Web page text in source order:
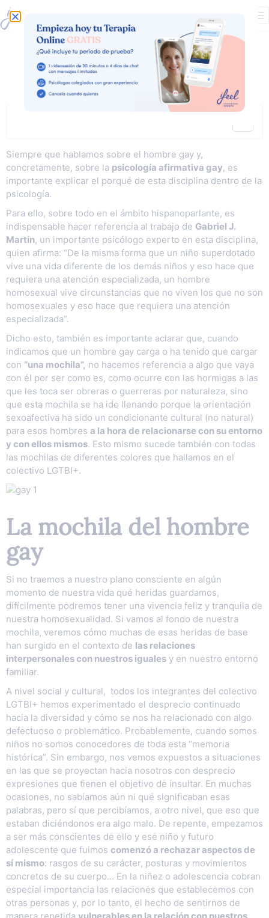
La mochila del
hombre gay
Siempre que hablamos sobre el hombre gay y,
concretamente, sobre la psicología afirmativa gay, es
importante explicar el porqué de esta disciplina dentro de la
psicología.
Para ello, sobre todo en el ámbito hispanoparlante, es
indispensable hacer referencia al trabajo de Gabriel J.
Martín, un importante psicólogo experto en esta disciplina,
quien afirma: “De la misma forma que un niño superdotado
vive una vida diferente de los demás niños y eso hace que
requiera una atención especializada, un hombre
homosexual vive circunstancias que no viven los que no son
homosexuales y eso hace que requiera una atención
especializada”.
Dicho esto, también es importante aclarar que, cuando
indicamos que un hombre gay carga o ha tenido que cargar
con “una mochila”, no hacemos referencia a algo que vaya
con él por ser como es, como ocurre con las hormigas a las
que les toca ser obreras o guerreras por naturaleza, sino
que esta mochila se ha ido llenando porque la orientación
sexoafectiva ha sido un condicionante cultural (no natural)
para esos hombres a la hora de relacionarse con su entorno
y con ellos mismos. Esto mismo sucede también con todas
las mochilas de diferentes colores que hallamos en el
colectivo LGTBI+.
La mochila del hombre
gay
Si no traemos a nuestro plano consciente en algún
momento de nuestra vida qué heridas guardamos,
difícilmente podremos tener una vivencia feliz y tranquila de
nuestra homosexualidad. Si vamos al fondo de nuestra
mochila, veremos cómo muchas de esas heridas de base
han surgido en el contexto de las relaciones
interpersonales con nuestros iguales y en nuestro entorno
familiar.
A nivel social y cultural, todos los integrantes del colectivo
LGTBI+ hemos experimentado el desprecio continuado
hacia la diversidad y cómo se nos ha relacionado con algo
defectuoso o problemático. Probablemente, cuando somos
niños no somos conocedores de toda esta “memoria
histórica”. Sin embargo, nos vemos expuestos a situaciones
en las que se proyectan hacia nosotros con desprecio
expresiones que tienen el objetivo de insultar. En muchas
ocasiones, no sabíamos aún ni qué significaban esas
palabras, pero sí que percibíamos, a otro nivel, que eso que
estaban diciéndonos era algo malo. De repente, empezamos
a ser más conscientes de ello y ese niño y futuro
adolescente que fuimos comenzó a rechazar aspectos de
sí mismo: rasgos de su carácter, posturas y movimientos
concretos de su cuerpo… En la niñez o adolescencia cobran
especial importancia las relaciones que establecemos con
otras personas y, por lo tanto, el hecho de sentirnos de